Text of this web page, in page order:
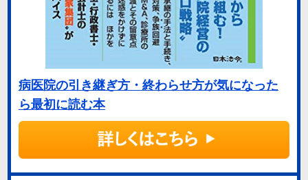
病医院の引き継ぎ方・終わらせ方が気になった
ら最初に読む本